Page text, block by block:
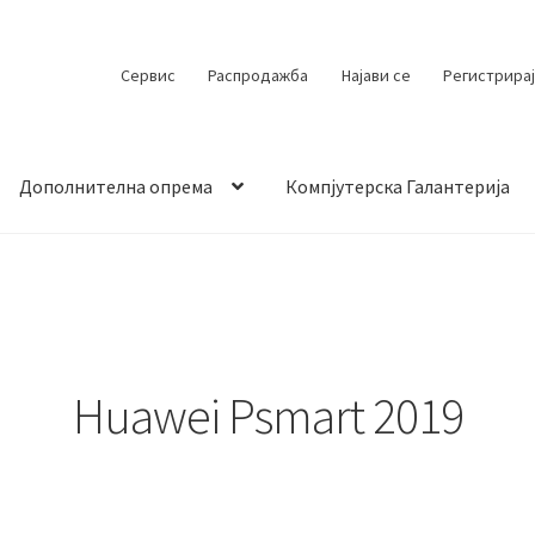
Сервис Распродажба Најави се
Дополнителна опрема Компјутерска Галантерија
Huawei Psmart 2019